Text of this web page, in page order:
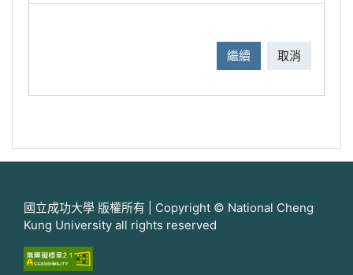
繼續 取消
國立成功大學 版權所有 | Copyright © National Cheng
Kung University all rights reserved